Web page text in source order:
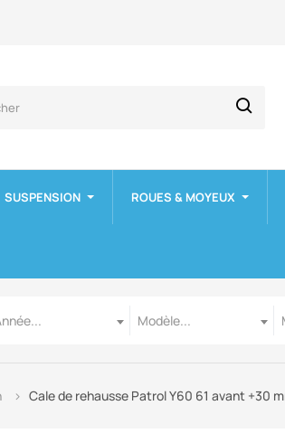
SUSPENSION ROUES & MOYEUX
Modèle...
Cale de rehausse Patrol Y60 61 avant +30